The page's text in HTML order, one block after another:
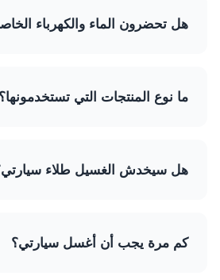
هل تحضرون الماء والكهرباء
مكان.
ما نوع المنتجات التي تستخدمونها؟
والتشطيبات.
هل سيخدش الغسيل طلاء
ناعمة لمنع أي خدوش أو علامات
كم مرة يجب أن أغسل سيارتي؟